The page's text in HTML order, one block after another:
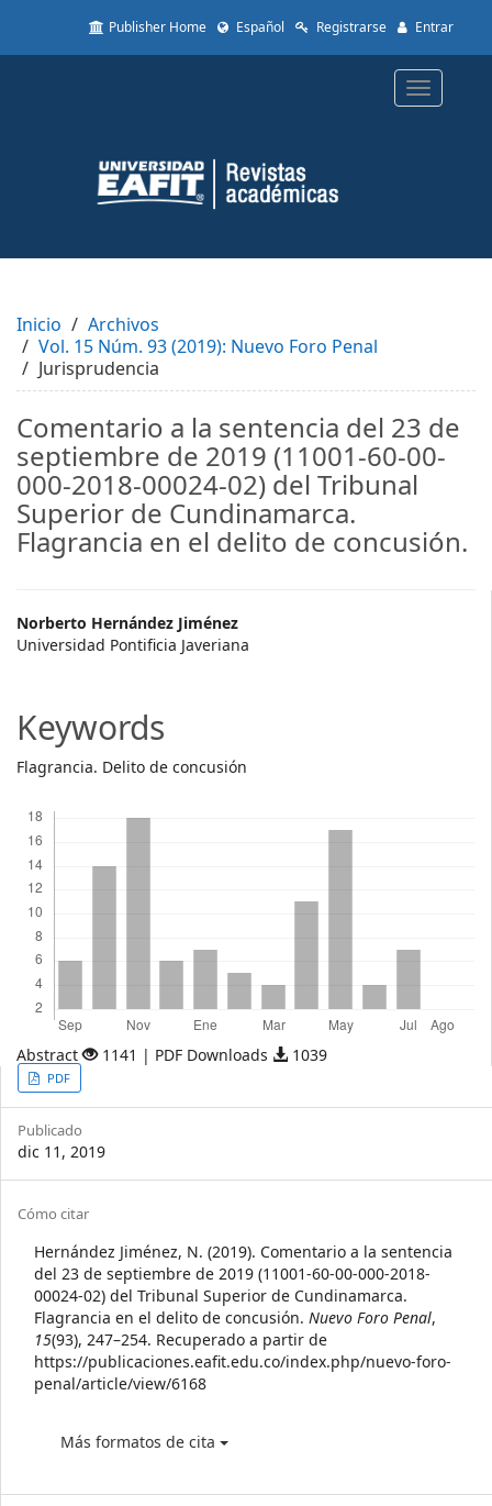
to
Content
Sidebar
Publisher Home Español Registrarse Entrar
Toggle
Inicio
Archivos
Vol. 15 Núm. 93 (2019): Nuevo Foro Penal
Jurisprudencia
Comentario a la sentencia del 23 de
septiembre de 2019 (11001-60-00-
000-2018-00024-02) del Tribunal
Superior de Cundinamarca.
Flagrancia en el delito de concusión.
Main
Article
Norberto Hernández Jiménez
Universidad Pontificia Javeriana
Keywords
Flagrancia. Delito de concusión
Abstract 1141 | PDF Downloads 1039
Article
Sidebar
PDF
Publicado
dic 11, 2019
Article
Details
Cómo citar
Hernández Jiménez, N. (2019). Comentario a la sentencia
del 23 de septiembre de 2019 (11001-60-00-000-2018-
00024-02) del Tribunal Superior de Cundinamarca.
Flagrancia en el delito de concusión. Nuevo Foro Penal,
15(93), 247–254. Recuperado a partir de
https://publicaciones.eafit.edu.co/index.php/nuevo-foro-
penal/article/view/6168
Más formatos de cita